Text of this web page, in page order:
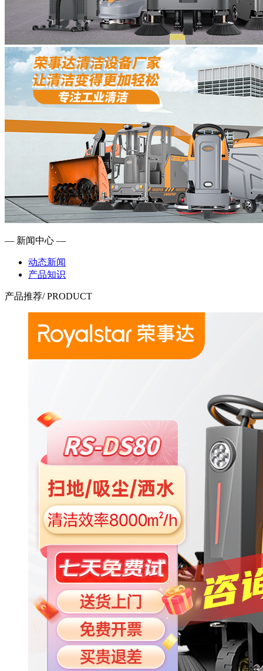
— 新闻中心 —
动态新闻
产品知识
产品推荐/ PRODUCT